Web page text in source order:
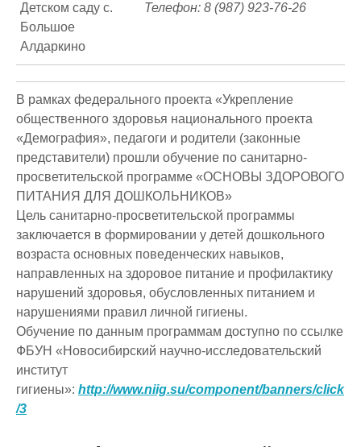
Детском саду с.
Большое
Алдаркино
Телефон: 8 (987) 923-76-26
В рамках федерального проекта «Укрепление
общественного здоровья национального проекта
«Демография», педагоги и родители (законные
представители) прошли обучение по санитарно-
просветительской программе «ОСНОВЫ ЗДОРОВОГО
ПИТАНИЯ ДЛЯ ДОШКОЛЬНИКОВ»
Цель санитарно-просветительской программы
заключается в формировании у детей дошкольного
возраста основных поведенческих навыков,
направленных на здоровое питание и профилактику
нарушений здоровья, обусловленных питанием и
нарушениями правил личной гигиены.
Обучение по данным программам доступно по ссылке
ФБУН «Новосибирский научно-исследовательский
институт
гигиены»: http://www.niig.su/component/banners/click
/3